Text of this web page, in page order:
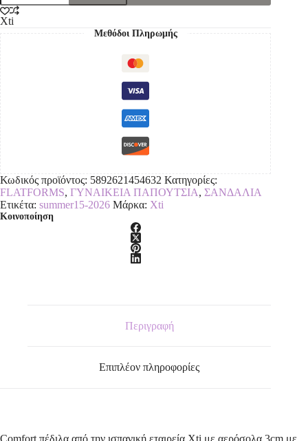
Xti
Μεθόδοι Πληρωμής
Κωδικός προϊόντος: 5892621454632 Κατηγορίες:
FLATFORMS, ΓΥΝΑΙΚΕΙΑ ΠΑΠΟΥΤΣΙΑ, ΣΑΝΔΑΛΙΑ
Ετικέτα: summer15-2026 Μάρκα: Xti
Κοινοποίηση
Περιγραφή
Επιπλέον πληροφορίες
Comfort πέδιλα,από την ισπανική εταιρεία Xti,με αερόσολα 3cm,με